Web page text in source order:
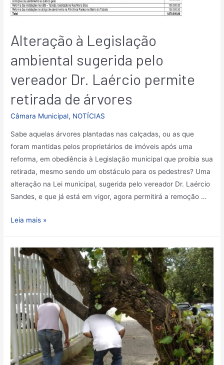
Alteração à Legislação
ambiental sugerida pelo
vereador Dr. Laércio permite
retirada de árvores
Câmara Municipal, NOTÍCIAS
Sabe aquelas árvores plantadas nas calçadas, ou as que
foram mantidas pelos proprietários de imóveis após uma
reforma, em obediência à Legislação municipal que proibia sua
retirada, mesmo sendo um obstáculo para os pedestres? Uma
alteração na Lei municipal, sugerida pelo vereador Dr. Laércio
Sandes, e que já está em vigor, agora permitirá a remoção …
Leia mais »